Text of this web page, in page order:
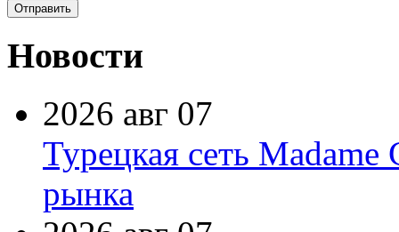
Новости
2026 авг 07
Турецкая сеть Madame
рынка